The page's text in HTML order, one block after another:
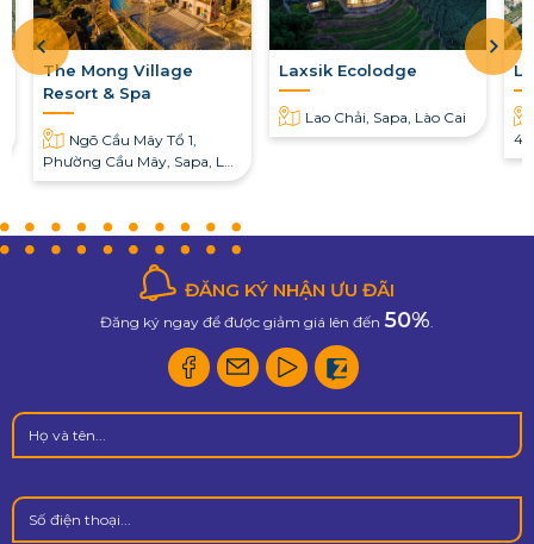
The Mong Village
Resort & Spa
Ngõ Cầu Mây Tổ 1,
Phường Cầu Mây, Sapa, Lào
Cai
Laxsik Ecolodge
Lao Chải, Sapa, Lào Cai
4,
ĐĂNG KÝ NHẬN ƯU ĐÃI
Đăng ký ngay để được giảm giá lên đến 50%.